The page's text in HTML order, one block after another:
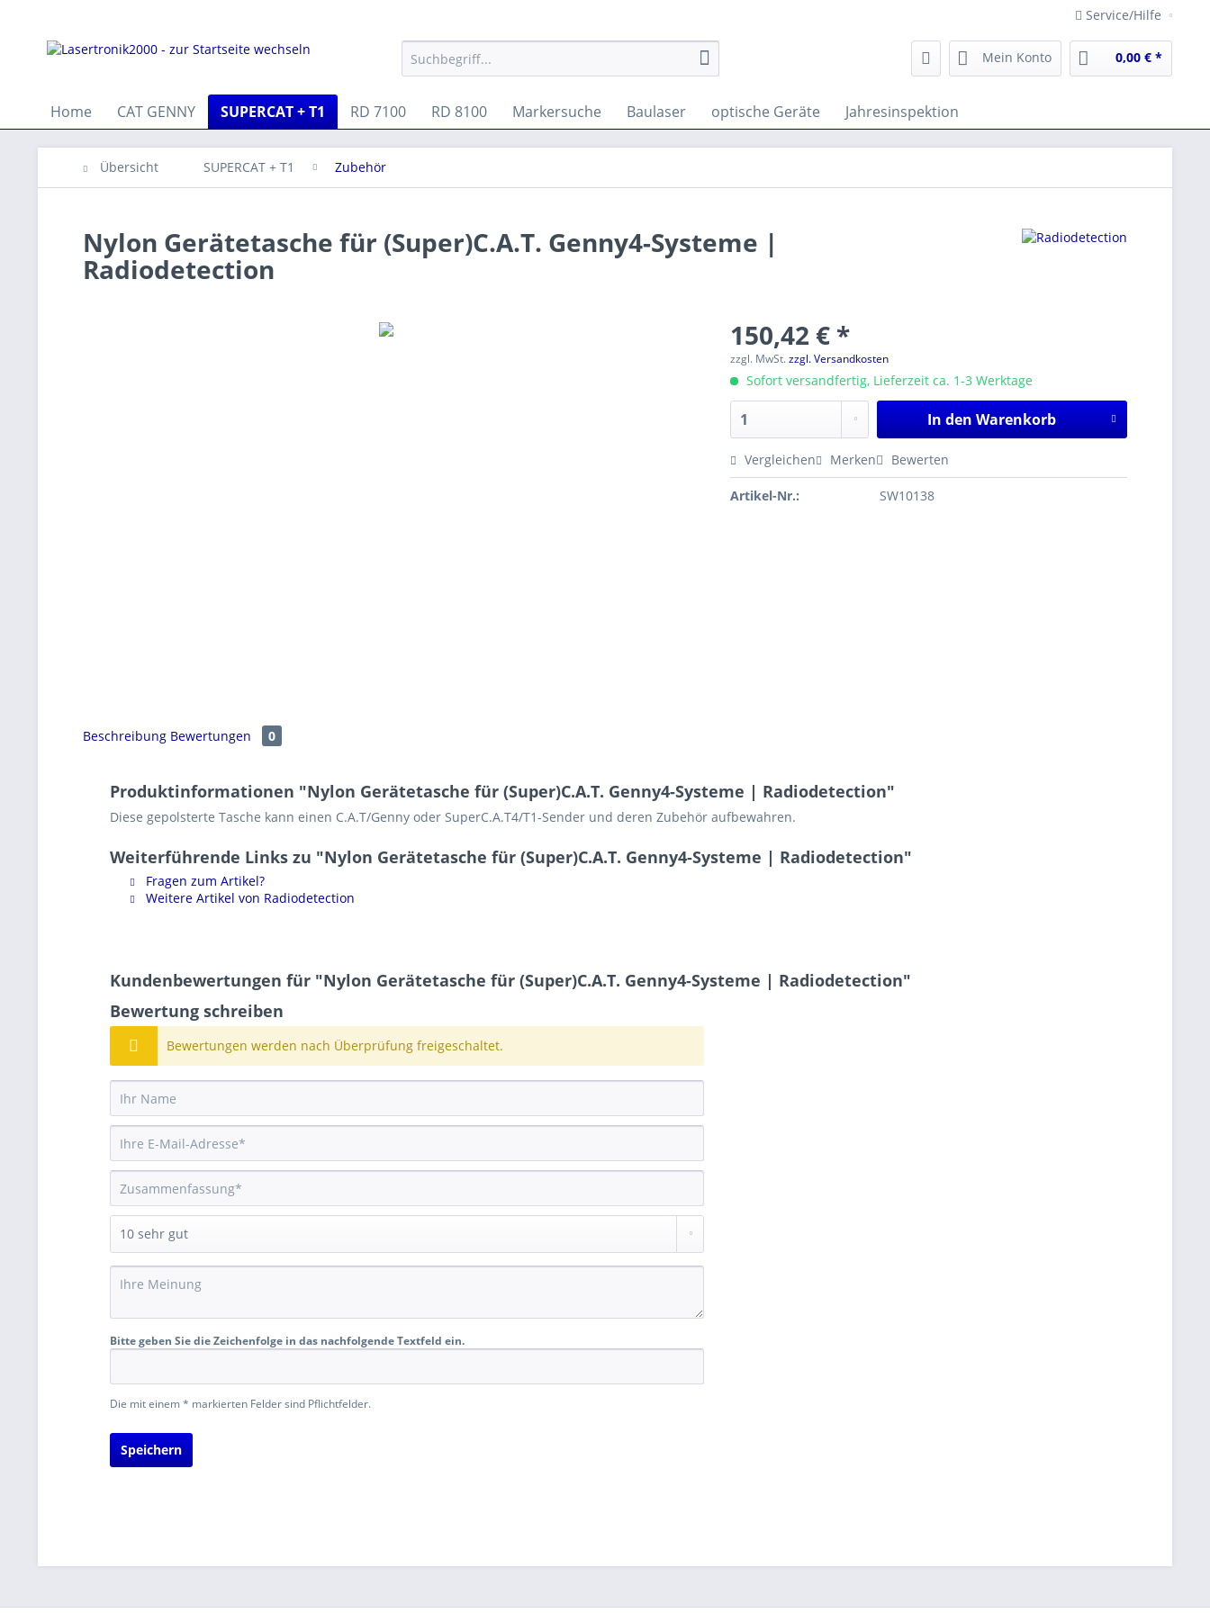
Service/Hilfe
Mein Konto 0,00 € *
Home CAT GENNY SUPERCAT + T1 RD 7100 RD 8100 Markersuche Baulaser optische Geräte Jahresinspektion
Übersicht SUPERCAT + T1 Zubehör
Nylon Gerätetasche für (Super)C.A.T. Genny4-Systeme |
Radiodetection
150,42 € *
zzgl. MwSt.zzgl. Versandkosten
Sofort versandfertig, Lieferzeit ca. 1-3 Werktage
In den Warenkorb
Vergleichen Merken Bewerten
Artikel-Nr.: SW10138
Beschreibung Bewertungen 0
Produktinformationen "Nylon Gerätetasche für (Super)C.A.T. Genny4-Systeme | Radiodetection"
Diese gepolsterte Tasche kann einen C.A.T/Genny oder SuperC.A.T4/T1-Sender und deren Zubehör aufbewahren.
Weiterführende Links zu "Nylon Gerätetasche für (Super)C.A.T. Genny4-Systeme | Radiodetection"
Fragen zum Artikel?
Weitere Artikel von Radiodetection
Kundenbewertungen für "Nylon Gerätetasche für (Super)C.A.T. Genny4-Systeme | Radiodetection"
Bewertung schreiben
Bewertungen werden nach Überprüfung freigeschaltet.
Bitte geben Sie die Zeichenfolge in das nachfolgende Textfeld ein.
Die mit einem * markierten Felder sind Pflichtfelder.
Speichern